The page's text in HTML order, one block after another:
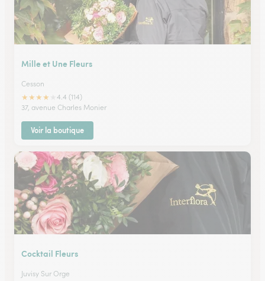
Mille et Une Fleurs
Cesson
★★★★
4.4 (114)
37, avenue Charles Monier
Voir la boutique
Cocktail Fleurs
Juvisy Sur Orge